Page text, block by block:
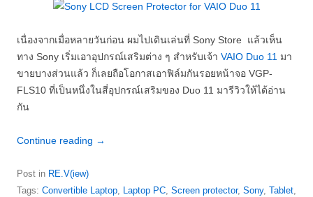
เนื่องจากเมื่อหลายวันก่อน ผมไปเดินเล่นที่ Sony Store แล้วเห็น
ทาง Sony เริ่มเอาอุปกรณ์เสริมต่าง ๆ สำหรับเจ้า VAIO Duo 11 มา
ขายบางส่วนแล้ว ก็เลยถือโอกาสเอาฟิล์มกันรอยหน้าจอ VGP-
FLS10 ที่เป็นหนึ่งในสี่อุปกรณ์เสริมของ Duo 11 มารีวิวให้ได้อ่าน
กัน
Continue reading →
Post in RE.V(iew)
Tags: Convertible Laptop, Laptop PC, Screen protector, Sony, Tablet,